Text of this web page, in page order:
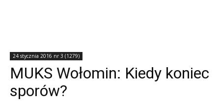
24 stycznia 2016 nr 3 (1279)
MUKS Wołomin: Kiedy koniec
sporów?